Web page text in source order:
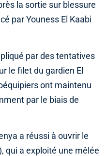
la sortie sur blessure
par Youness El Kaabi
par des tentatives
le filet du gardien El
ont maintenu
par le biais de
a réussi à ouvrir le
qui a exploité une mêlée